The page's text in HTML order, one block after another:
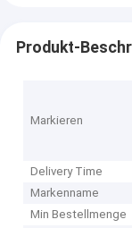
Produkt-
Markieren
Delivery Time
Markenname
Min Bestellmenge